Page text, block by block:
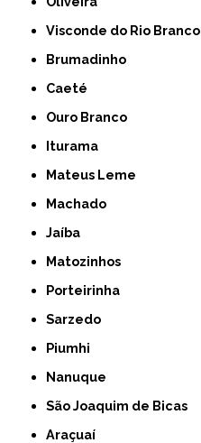
Visconde do Rio Branco
Brumadinho
Caeté
Ouro Branco
Iturama
Mateus Leme
Machado
Jaíba
Matozinhos
Porteirinha
Sarzedo
Piumhi
Nanuque
São Joaquim de Bicas
Araçuaí